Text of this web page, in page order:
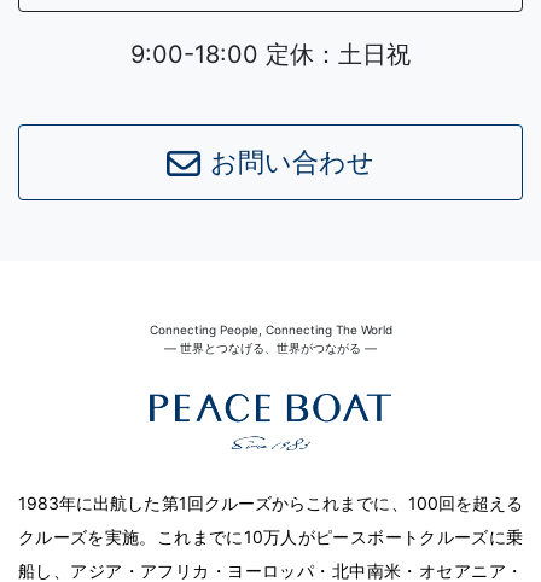
9:00-18:00 定休：土日祝
お問い合わせ
Connecting People, Connecting The World
― 世界とつなげる、世界がつながる ―
1983年に出航した第1回クルーズからこれまでに、100回を超える
クルーズを実施。これまでに10万人がピースボートクルーズに乗
船し、アジア・アフリカ・ヨーロッパ・北中南米・オセアニア・